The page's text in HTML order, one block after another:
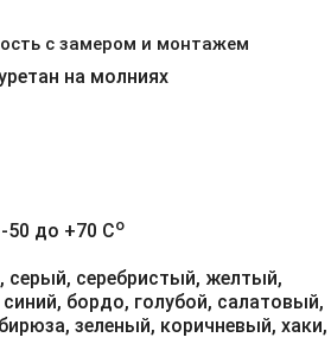
с замером и монтажем
на молниях
-50 до +70 Co
серый, серебристый, желтый,
бордо, голубой, салатовый,
зеленый, коричневый, хаки,